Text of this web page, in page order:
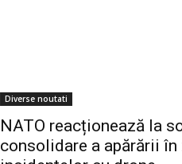
Diverse noutati
NATO reacționează la
consolidare a apărării